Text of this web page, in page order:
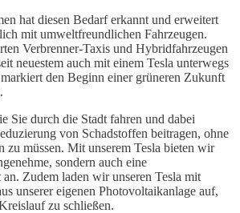
hat diesen Bedarf erkannt und erweitert
mit umweltfreundlichen Fahrzeugen.
Verbrenner-Taxis und Hybridfahrzeugen
neuestem auch mit einem Tesla unterwegs
den Beginn einer grüneren Zukunft
Sie durch die Stadt fahren und dabei
von Schadstoffen beitragen, ohne
zu müssen. Mit unserem Tesla bieten wir
sondern auch eine
Zudem laden wir unseren Tesla mit
unserer eigenen Photovoltaikanlage auf,
zu schließen.